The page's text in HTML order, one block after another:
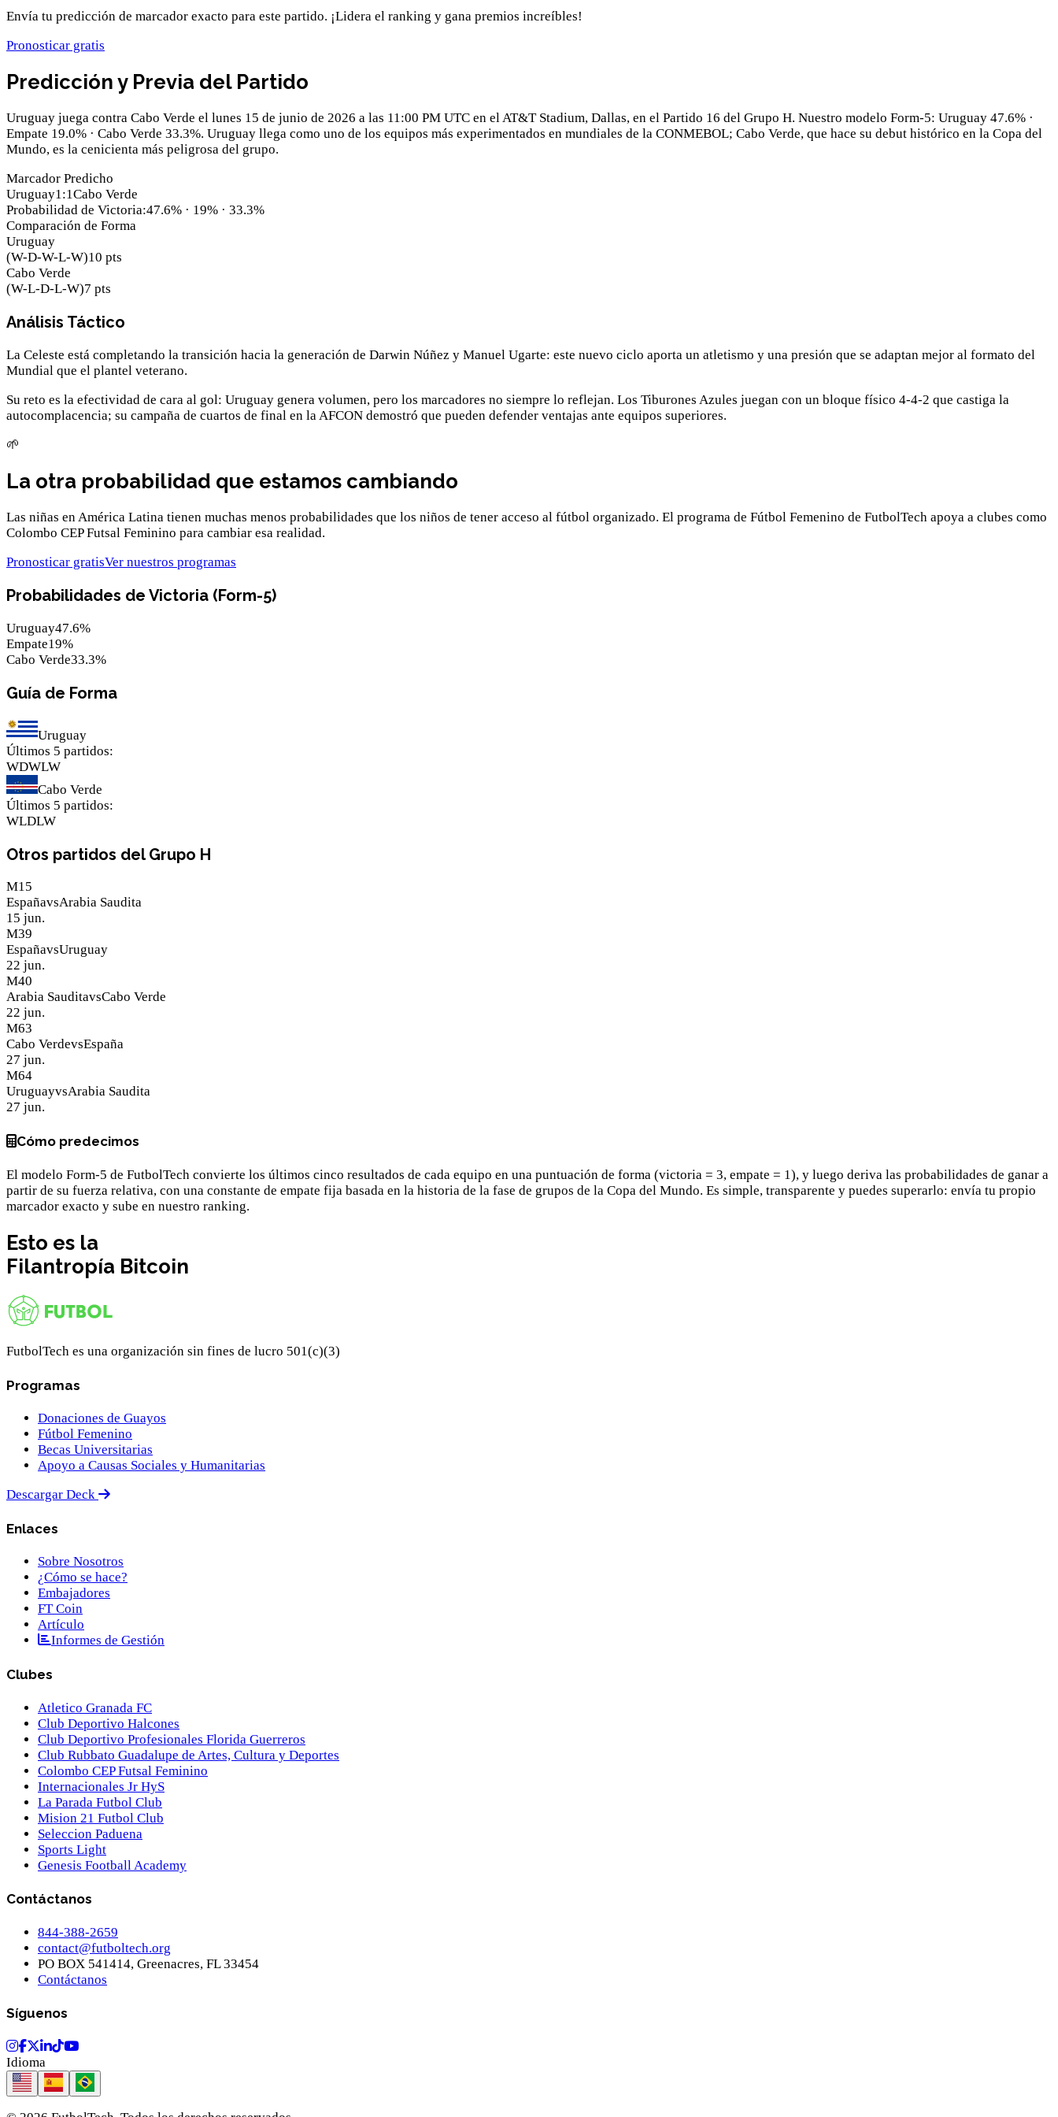
Envía tu predicción de marcador exacto para este partido. ¡Lidera el ranking y gana premios increíbles!
Pronosticar gratis
Predicción y Previa del Partido
Uruguay juega contra Cabo Verde el lunes 15 de junio de 2026 a las 11:00 PM UTC en el AT&T Stadium, Dallas, en el Partido 16 del Grupo H. Nuestro modelo Form-5: Uruguay 47.6% ·
Empate 19.0% · Cabo Verde 33.3%. Uruguay llega como uno de los equipos más experimentados en mundiales de la CONMEBOL; Cabo Verde, que hace su debut histórico en la Copa del
Mundo, es la cenicienta más peligrosa del grupo.
Marcador Predicho
Uruguay1:1Cabo Verde
Probabilidad de Victoria:47.6% · 19% · 33.3%
Comparación de Forma
Uruguay
(W-D-W-L-W)10 pts
Cabo Verde
(W-L-D-L-W)7 pts
Análisis Táctico
La Celeste está completando la transición hacia la generación de Darwin Núñez y Manuel Ugarte: este nuevo ciclo aporta un atletismo y una presión que se adaptan mejor al formato del
Mundial que el plantel veterano.
Su reto es la efectividad de cara al gol: Uruguay genera volumen, pero los marcadores no siempre lo reflejan. Los Tiburones Azules juegan con un bloque físico 4-4-2 que castiga la
autocomplacencia; su campaña de cuartos de final en la AFCON demostró que pueden defender ventajas ante equipos superiores.
🌱
La otra probabilidad que estamos cambiando
Las niñas en América Latina tienen muchas menos probabilidades que los niños de tener acceso al fútbol organizado. El programa de Fútbol Femenino de FutbolTech apoya a clubes como
Colombo CEP Futsal Feminino para cambiar esa realidad.
Pronosticar gratisVer nuestros programas
Probabilidades de Victoria (Form-5)
Uruguay47.6%
Empate19%
Cabo Verde33.3%
Guía de Forma
Uruguay
Últimos 5 partidos:
WDWLW
Cabo Verde
Últimos 5 partidos:
WLDLW
Otros partidos del Grupo H
M15
EspañavsArabia Saudita
15 jun.
M39
EspañavsUruguay
22 jun.
M40
Arabia SauditavsCabo Verde
22 jun.
M63
Cabo VerdevsEspaña
27 jun.
M64
UruguayvsArabia Saudita
27 jun.
Cómo predecimos
El modelo Form-5 de FutbolTech convierte los últimos cinco resultados de cada equipo en una puntuación de forma (victoria = 3, empate = 1), y luego deriva las probabilidades de ganar a
partir de su fuerza relativa, con una constante de empate fija basada en la historia de la fase de grupos de la Copa del Mundo. Es simple, transparente y puedes superarlo: envía tu propio
marcador exacto y sube en nuestro ranking.
Esto es la
Filantropía Bitcoin
FutbolTech es una organización sin fines de lucro 501(c)(3)
Programas
Donaciones de Guayos
Fútbol Femenino
Becas Universitarias
Apoyo a Causas Sociales y Humanitarias
Descargar Deck
Enlaces
Sobre Nosotros
¿Cómo se hace?
Embajadores
FT Coin
Artículo
Informes de Gestión
Clubes
Atletico Granada FC
Club Deportivo Halcones
Club Deportivo Profesionales Florida Guerreros
Club Rubbato Guadalupe de Artes, Cultura y Deportes
Colombo CEP Futsal Feminino
Internacionales Jr HyS
La Parada Futbol Club
Mision 21 Futbol Club
Seleccion Paduena
Sports Light
Genesis Football Academy
Contáctanos
844-388-2659
contact@futboltech.org
PO BOX 541414, Greenacres, FL 33454
Contáctanos
Síguenos
Idioma